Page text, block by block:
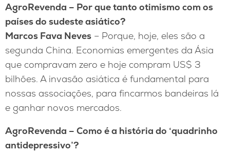
AgroRevenda – Por que tanto otimismo com os
países do sudeste asiático?
Marcos Fava Neves – Porque, hoje, eles são a
segunda China. Economias emergentes da Ásia
que compravam zero e hoje compram US$ 3
bilhões. A invasão asiática é fundamental para
nossas associações, para fincarmos bandeiras lá
e ganhar novos mercados.
AgroRevenda – Como é a história do ‘quadrinho
antidepressivo’?